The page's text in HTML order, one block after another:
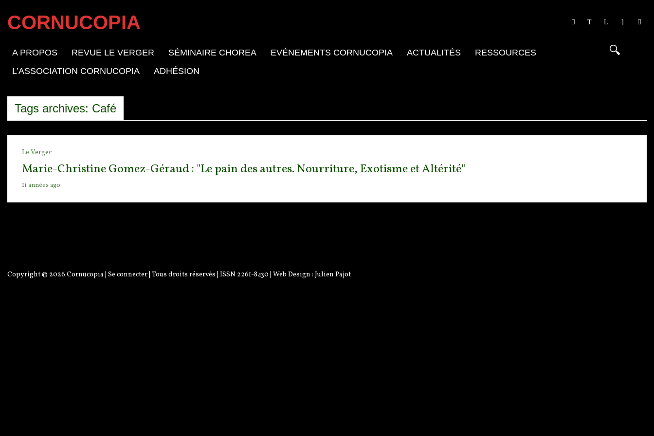
CORNUCOPIA
A PROPOS REVUE LE VERGER SÉMINAIRE CHOREA EVÉNEMENTS CORNUCOPIA ACTUALITÉS
RESSOURCES
L’ASSOCIATION CORNUCOPIA
ADHÉSION
Tags archives: Café
Le Verger
Marie-Christine Gomez-Géraud : "Le pain des autres. Nourriture, Exotisme et Altérité"
11 années ago
Copyright © 2026 Cornucopia Se connecter | Tous droits réservés | ISSN 2261-8430 | Web Design : Julien Pajot